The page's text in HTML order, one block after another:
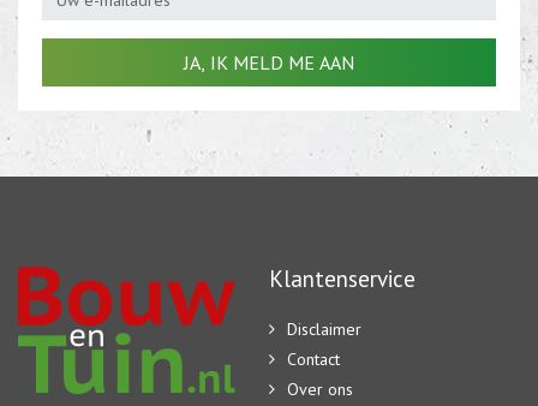
Klantenservice
Disclaimer
Contact
Over ons